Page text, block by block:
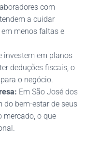
com
a cuidar
menos faltas e
investem em planos
deduções fiscais, o
o negócio.
Em São José dos
do bem-estar de seus
mercado, o que